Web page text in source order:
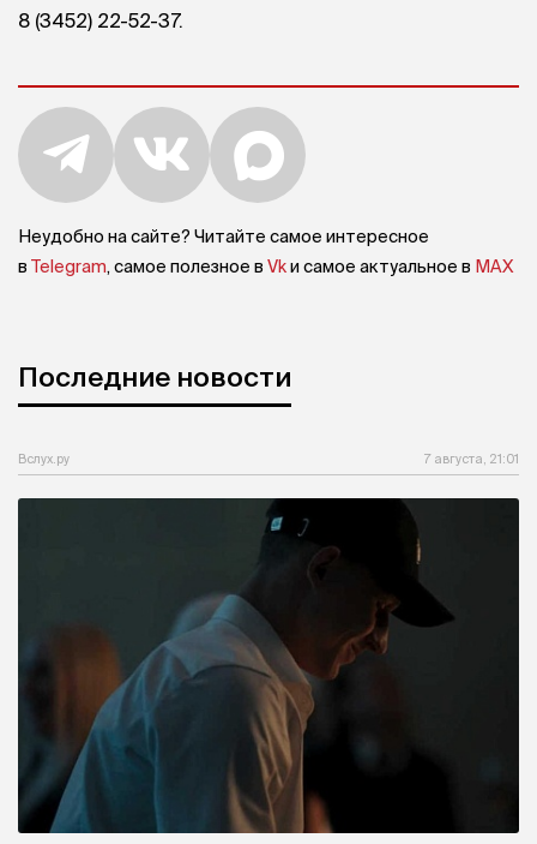
8 (3452) 22-52-37.
Неудобно на сайте? Читайте самое интересное
в Telegram, самое полезное в Vkи самое актуальное в MAX
Последние новости
Вслух.ру 7 августа, 21:01